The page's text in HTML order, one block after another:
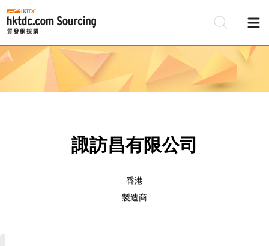
諏訪昌有限公司
香港
製造商